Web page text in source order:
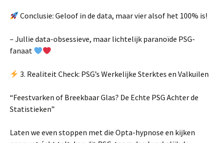
Conclusie: Geloof in de data, maar vier alsof het 100% is!
– Jullie data-obsessieve, maar lichtelijk paranoïde PSG-
fanaat
3. Realiteit Check: PSG’s Werkelijke Sterktes en Valkuilen
“Feestvarken of Breekbaar Glas? De Echte PSG Achter de
Statistieken”
Laten we even stoppen met die Opta-hypnose en kijken